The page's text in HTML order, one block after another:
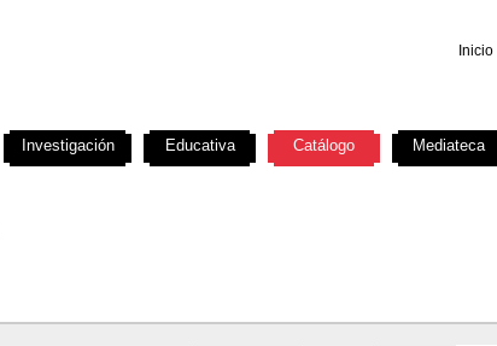
Inicio
Investigación Educativa Catálogo Mediateca